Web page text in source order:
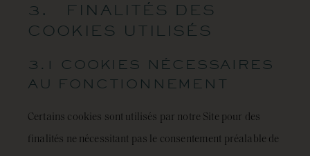
3. FINALITÉS DES
COOKIES UTILISÉS
3.1 COOKIES NÉCESSAIRES
AU FONCTIONNEMENT
Certains cookies sont utilisés par notre Site pour des
finalités ne nécessitant pas le consentement préalable de